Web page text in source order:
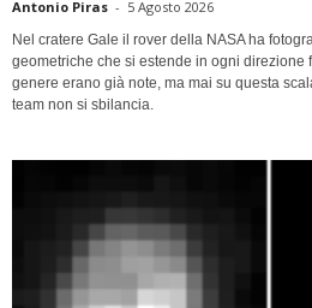
Antonio Piras - 5 Agosto 2026
Nel cratere Gale il rover della NASA ha
geometriche che si estende in ogni direzione
genere erano già note, ma mai su questa
team non si sbilancia.